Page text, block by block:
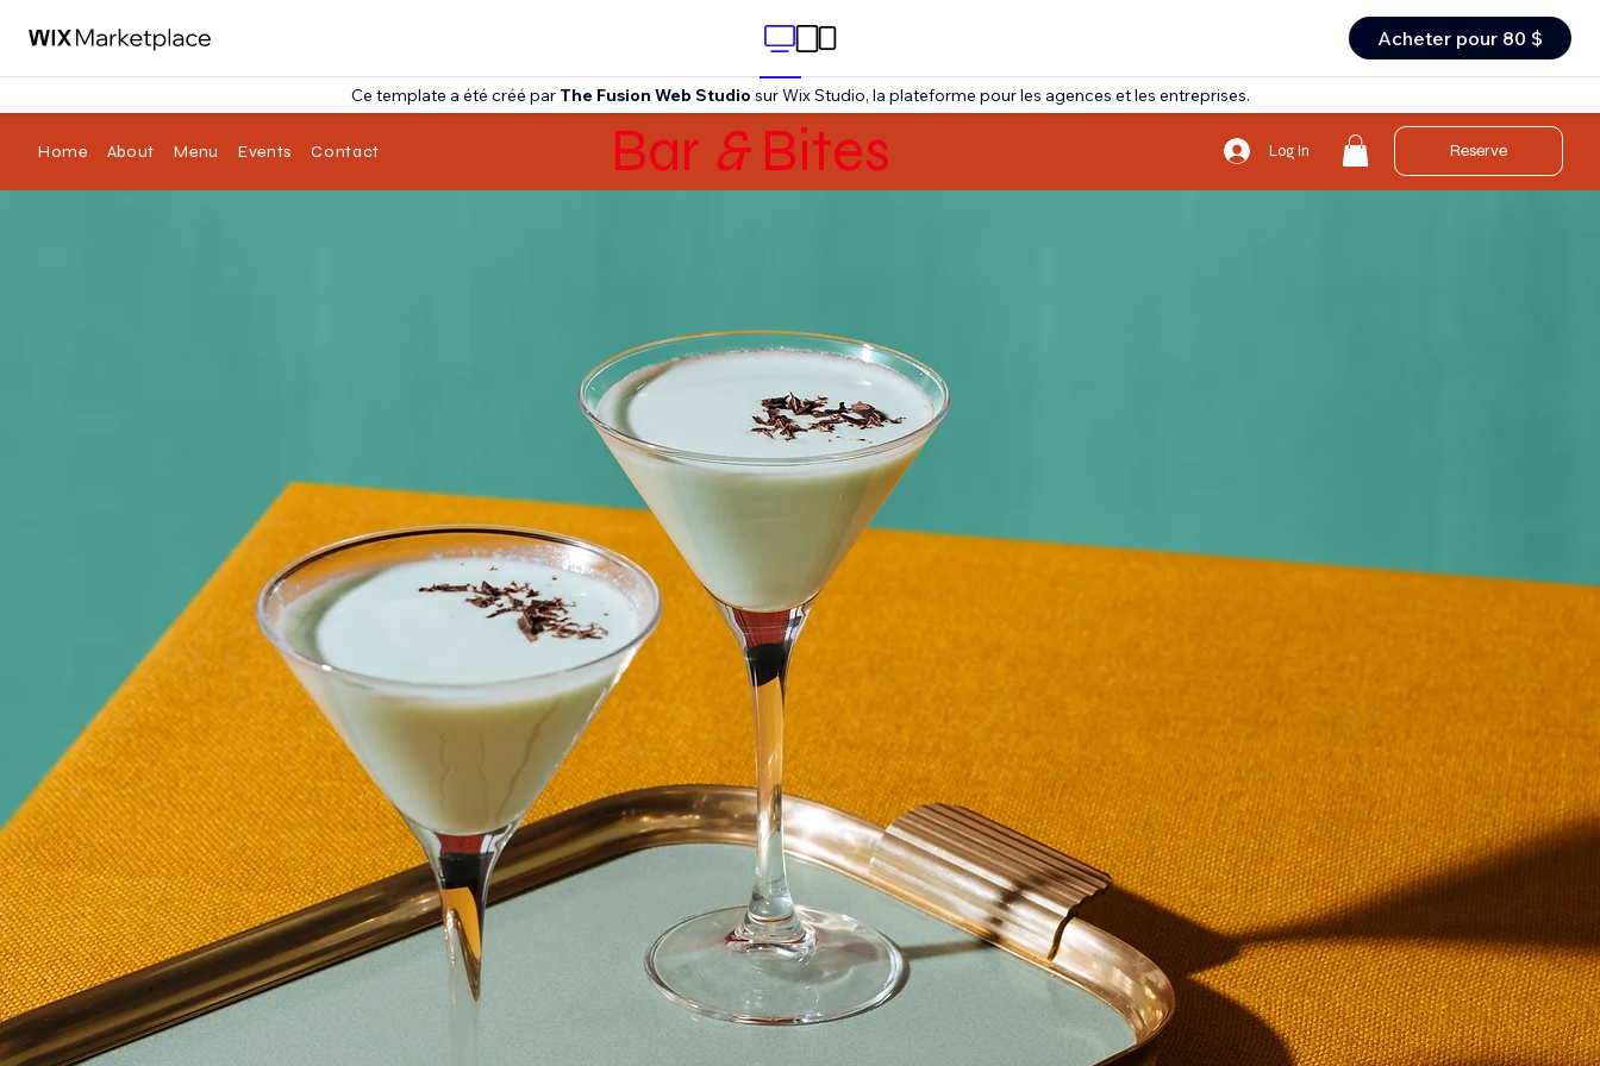
Acheter pour 80 $
Ce template a été créé par The Fusion Web Studio sur Wix Studio, la plateforme pour les agences et les entreprises.